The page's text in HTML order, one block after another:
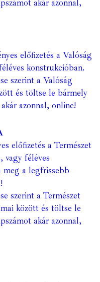
akár azonnal,
előfizetés a Valóság
konstrukcióban.
szerint a Valóság
és töltse le bármely
azonnal, online!
előfizetés a Természet
vagy féléves
a legfrissebb
szerint a Természet
között és töltse le
akár azonnal,